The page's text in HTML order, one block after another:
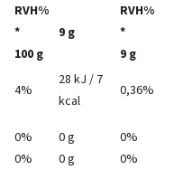
RVH%
*
100 g
9 g
RVH%
*
9 g
4%
28 kJ / 7
kcal
0,36%
0%
0%
0 g
0 g
0%
0%